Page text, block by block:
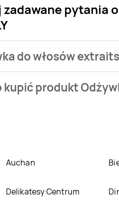
zadawane pytania
do włosów
BYPHASSE FAMILY
produkt
Auchan
Delikatesy Centrum